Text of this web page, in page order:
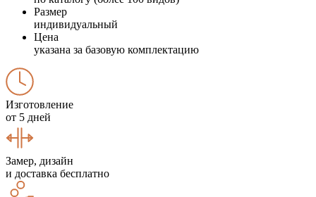
Размер
индивидуальный
Цена
указана за базовую комплектацию
Изготовление
от 5 дней
Замер, дизайн
и доставка бесплатно